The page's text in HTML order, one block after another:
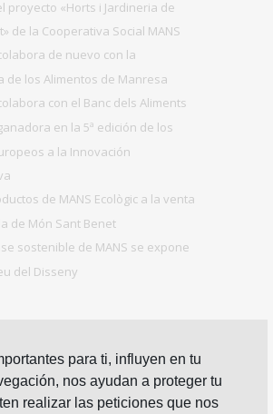
para ti, influyen en tu
nos ayudan a proteger tu
realizar las peticiones que nos
proyecto «Horts i Jardineria de
de la Cooperativa Social MANS
de nuevo con la
de los Alimentos de Manresa
con el Banc dels Aliments
en la 5ª edición de los
a la Innovación
de MANS Ecològic a la venta
de Món Sant Benet
sostenible de MANS se expone
del Disseny
de cookies
privacidad
redes sociales